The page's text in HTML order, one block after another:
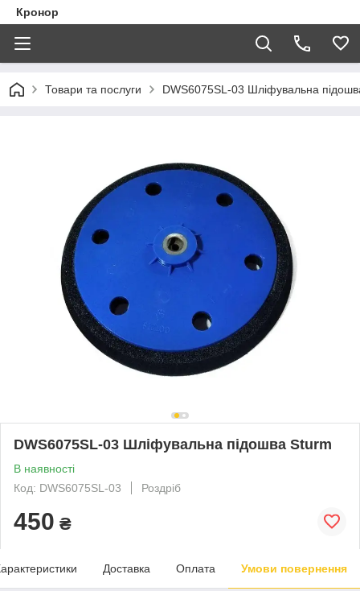
Кронор
Товари та послуги DWS6075SL-03 Шліфувальна
DWS6075SL-03 Шліфувальна підошва Sturm
В наявності
Код: DWS6075SL-03
Роздріб
450 ₴
Доставка Оплата Умови повернення